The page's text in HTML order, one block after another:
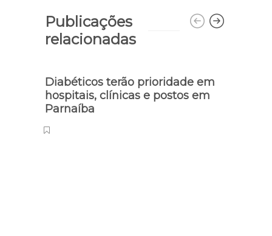
Publicações
relacionadas
Diabéticos terão prioridade em
hospitais, clínicas e postos em
Parnaíba